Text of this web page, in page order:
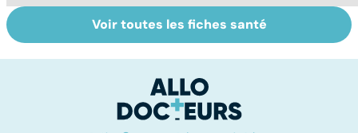
HPV : tout savoir
sur les
Vaginisme,
vulvodynie,
de quoi s'agit-il ?
Voir toutes les fiches santé